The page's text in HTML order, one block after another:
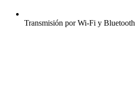
Transmisión por Wi-Fi y Bluetooth